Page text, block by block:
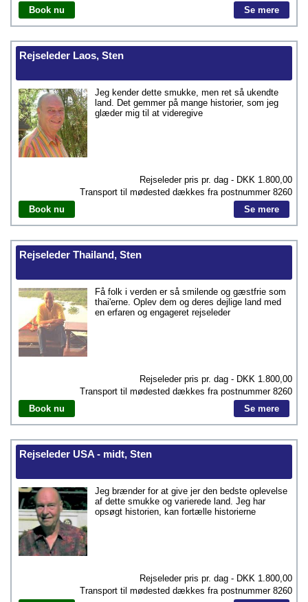
Book nu Se mere
Rejseleder Laos, Sten
Jeg kender dette smukke, men ret så ukendte
land. Det gemmer på mange historier, som jeg
glæder mig til at videregive
Rejseleder pris pr. dag - DKK 1.800,00
Transport til mødested dækkes fra postnummer 8260
Book nu
Se mere
Rejseleder Thailand, Sten
Få folk i verden er så smilende og gæstfrie som
thai'erne. Oplev dem og deres dejlige land med
en erfaren og engageret rejseleder
Rejseleder pris pr. dag - DKK 1.800,00
Transport til mødested dækkes fra postnummer 8260
Book nu
Se mere
Rejseleder USA - midt, Sten
Jeg brænder for at give jer den bedste oplevelse
af dette smukke og varierede land. Jeg har
opsøgt historien, kan fortælle historierne
Rejseleder pris pr. dag - DKK 1.800,00
Transport til mødested dækkes fra postnummer 8260